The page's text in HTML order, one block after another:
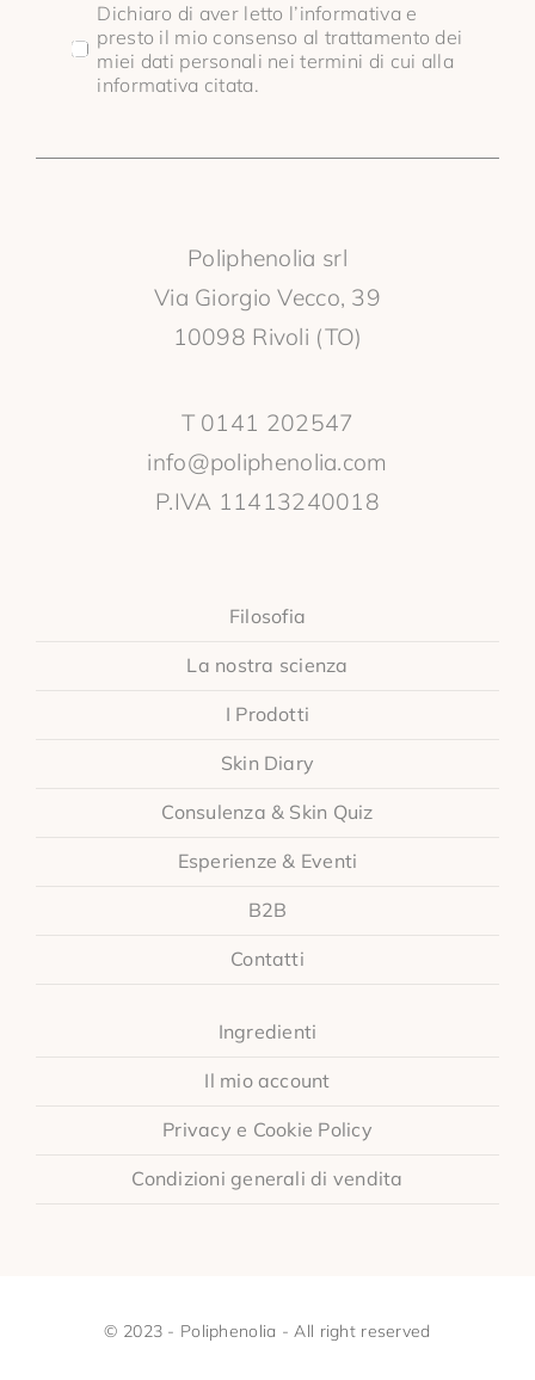
Dichiaro di aver letto l’informativa e
presto il mio consenso al trattamento dei
miei dati personali nei termini di cui alla
informativa citata.
Poliphenolia srl
Via Giorgio Vecco, 39
10098 Rivoli (TO)
T 0141 202547
info@poliphenolia.com
P.IVA 11413240018
Filosofia
La nostra scienza
I Prodotti
Skin Diary
Consulenza & Skin Quiz
Esperienze & Eventi
B2B
Contatti
Ingredienti
Il mio account
Privacy e Cookie Policy
Condizioni generali di vendita
© 2023 - Poliphenolia - All right reserved